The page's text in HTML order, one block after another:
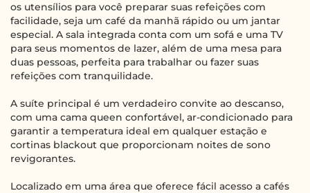
os utensílios para você preparar suas refeições com
facilidade, seja um café da manhã rápido ou um jantar
especial. A sala integrada conta com um sofá e uma TV
para seus momentos de lazer, além de uma mesa para
duas pessoas, perfeita para trabalhar ou fazer suas
refeições com tranquilidade.
A suíte principal é um verdadeiro convite ao descanso,
com uma cama queen confortável, ar-condicionado para
garantir a temperatura ideal em qualquer estação e
cortinas blackout que proporcionam noites de sono
revigorantes.
Localizado em uma área que oferece fácil acesso a cafés